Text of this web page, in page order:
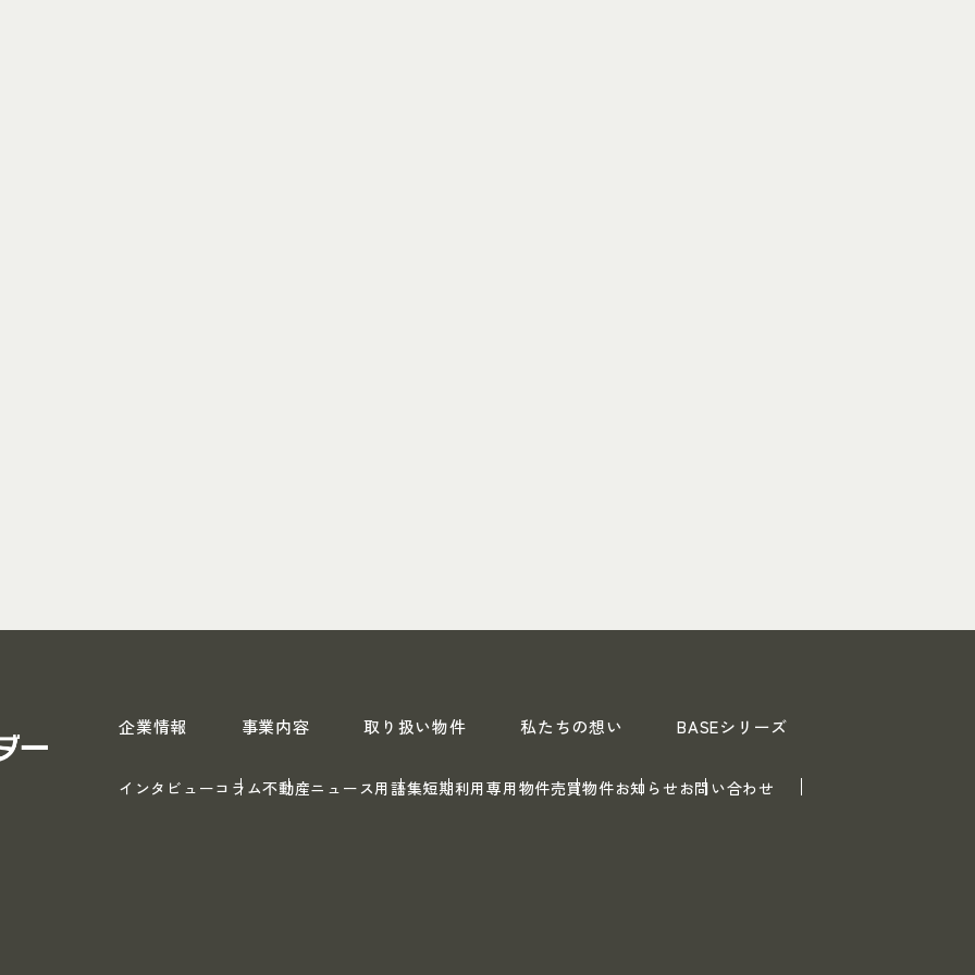
スペース・リーダー
企業情報 事業内容 取り扱い物件 私たちの想い BASEシリーズ
インタビューコラム不動産ニュース用語集短期利用専用物件売買物件お知らせ お問い合わせ